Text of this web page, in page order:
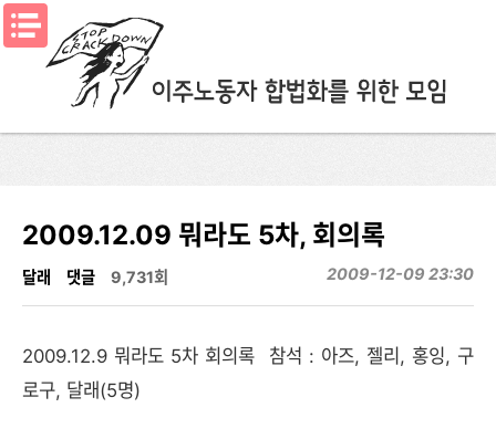
메뉴열기
2009.12.09 뭐라도 5차, 회의록
달래 댓글 9,731회 2009-12-09 23:30
2009.12.9 뭐라도 5차 회의록 참석 : 아즈, 젤리, 홍잉, 구
로구, 달래(5명)